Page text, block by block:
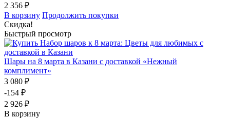
2 356 ₽
В корзину Продолжить покупки
Скидка!
Быстрый просмотр
Шары на 8 марта в Казани с доставкой «Нежный
комплимент»
3 080 ₽
-154 ₽
2 926 ₽
В корзину